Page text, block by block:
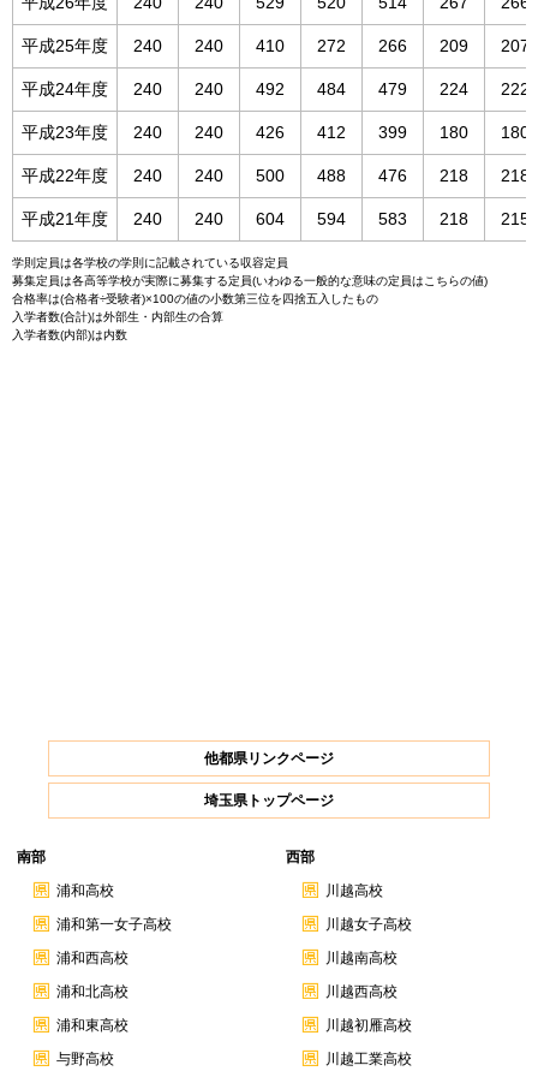
平成25年度 240 240 410 272 266 209 207
平成24年度 240 240 492 484 479 224 222
平成23年度 240 240 426 412 399 180 180
平成22年度 240 240 500 488 476 218 218
平成21年度 240 240 604 594 583 218 215
学則定員は各学校の学則に記載されている収容定員
募集定員は各高等学校が実際に募集する定員(いわゆる一般的な意味の定員はこちらの値)
合格率は(合格者÷受験者)×100の値の小数第三位を四捨五入したもの
入学者数(合計)は外部生・内部生の合算
入学者数(内部)は内数
他都県リンクページ
埼玉県トップページ
南部
浦和高校
浦和第一女子高校
浦和西高校
浦和北高校
浦和東高校
与野高校
西部
川越高校
川越女子高校
川越南高校
川越西高校
川越初雁高校
川越工業高校